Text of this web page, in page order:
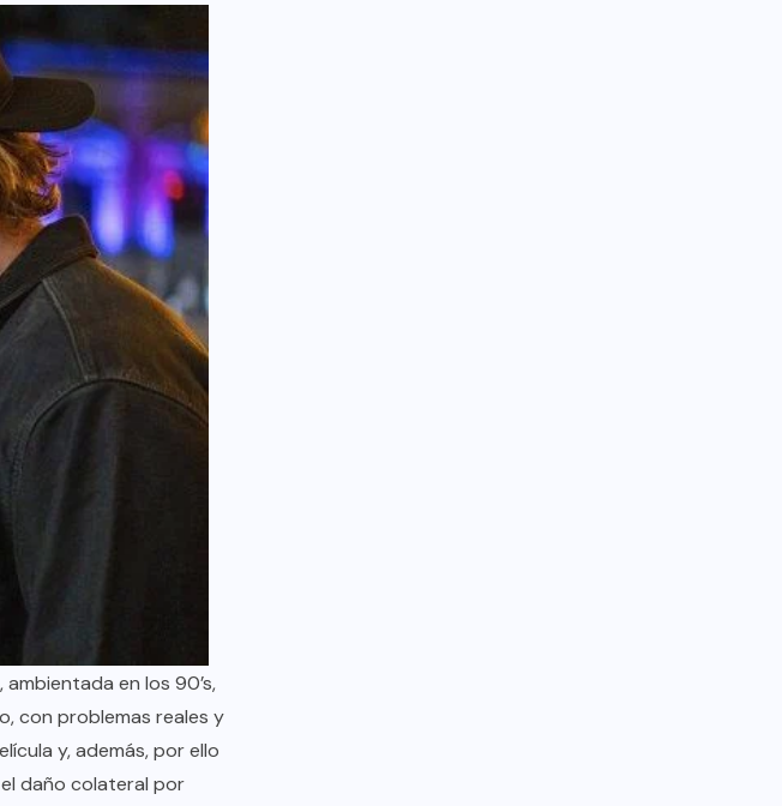
en los 90’s,
con problemas reales y
y, además, por ello
daño colateral por